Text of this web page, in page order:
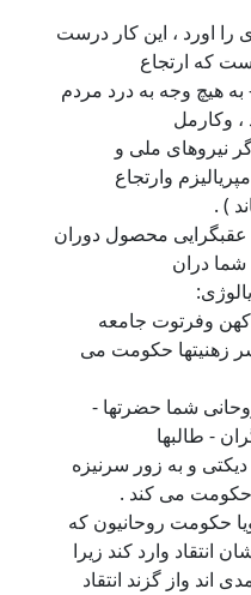
را اورد ، این کار درست
که ارتجاع
به هیچ وجه به درد مردم
وکارمل
نیروهای ملی و
وارتجاع
) .
عقبگرایی محصول دوران
شما دران
وفرتوت جامعه
زهنیتها حکومت می
شما حضرتها -
- طالبها
و به زور سرنیزه
حکومت می کند .
حکومت روحانیون که
وارد کند زیرا
اند واز گزند انتقاد